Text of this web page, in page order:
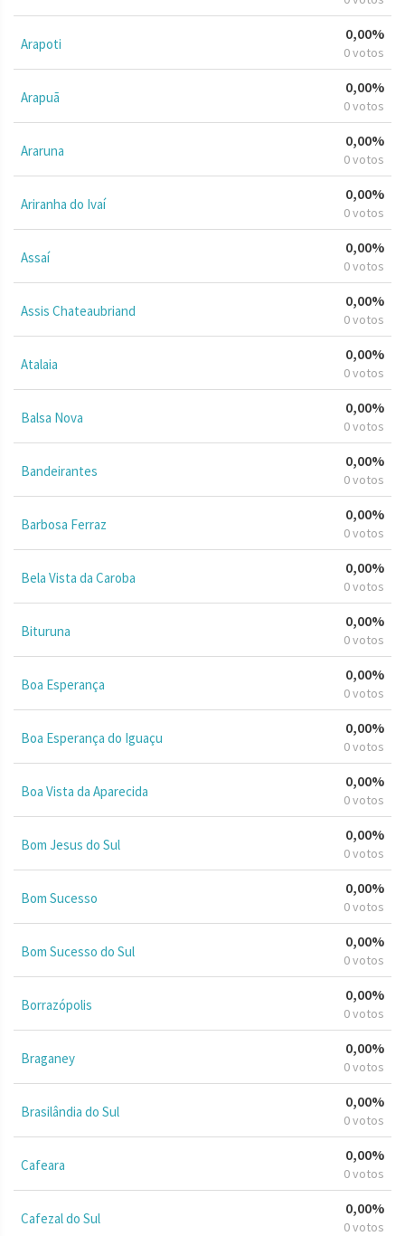
Arapoti
0,00%
0 votos
Arapuã
0,00%
0 votos
Araruna
0,00%
0 votos
Ariranha do Ivaí
0,00%
0 votos
Assaí
0,00%
0 votos
Assis Chateaubriand
0,00%
0 votos
Atalaia
0,00%
0 votos
Balsa Nova
0,00%
0 votos
Bandeirantes
0,00%
0 votos
Barbosa Ferraz
0,00%
0 votos
Bela Vista da Caroba
0,00%
0 votos
Bituruna
0,00%
0 votos
Boa Esperança
0,00%
0 votos
Boa Esperança do Iguaçu
0,00%
0 votos
Boa Vista da Aparecida
0,00%
0 votos
Bom Jesus do Sul
0,00%
0 votos
Bom Sucesso
0,00%
0 votos
Bom Sucesso do Sul
0,00%
0 votos
Borrazópolis
0,00%
0 votos
Braganey
0,00%
0 votos
Brasilândia do Sul
0,00%
0 votos
Cafeara
0,00%
0 votos
Cafezal do Sul
0,00%
0 votos